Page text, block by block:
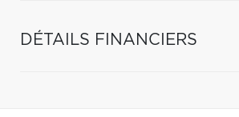
DÉTAILS FINANCIERS